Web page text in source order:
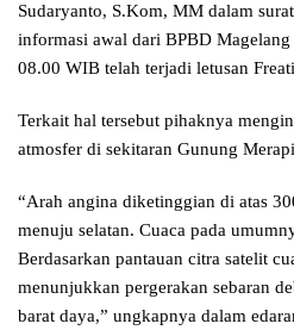
Sudaryanto, S.Kom, MM dalam
informasi awal dari BPBD
08.00 WIB telah terjadi letusan
Terkait hal tersebut pihaknya
atmosfer di sekitaran Gunung
“Arah angina diketinggian di atas
menuju selatan. Cuaca pada
Berdasarkan pantauan citra satelit
menunjukkan pergerakan sebaran
barat daya,” ungkapnya dalam